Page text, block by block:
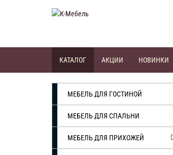
КАТАЛОГ АКЦИИ НОВИНКИ
МЕБЕЛЬ ДЛЯ ГОСТИНОЙ
МЕБЕЛЬ ДЛЯ СПАЛЬНИ
МЕБЕЛЬ ДЛЯ ПРИХОЖЕЙ